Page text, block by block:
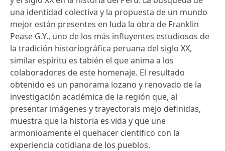
una identidad colectiva y la propuesta de un mundo
mejor están presentes en luda la obra de Franklin
Pease G.Y., uno de los más influyentes estudiosos de
la tradición historiográfica peruana del siglo XX,
similar espíritu es tabién el que anima a los
colaboradores de este homenaje. El resultado
obtenido es un panorama lozano y renovado de la
investigación académica de la región que, al
presentar imágenes y trayectorais mejo definidas,
muestra que la historia es vida y que une
armonioamente el quehacer cientifico con la
experiencia cotidiana de los pueblos.